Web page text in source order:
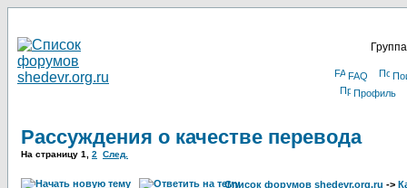
FAQ
Профиль
Рассуждения о качестве перевода
На страницу 1 2 След.
Список форумов shedevr.org.ru ->